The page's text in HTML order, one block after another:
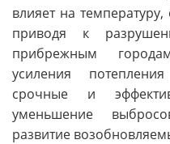
влияет на
приводя к
прибрежным
усиления
срочные и
уменьшение
развитие